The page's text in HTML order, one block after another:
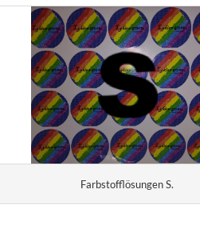
Farbstofflösungen S.